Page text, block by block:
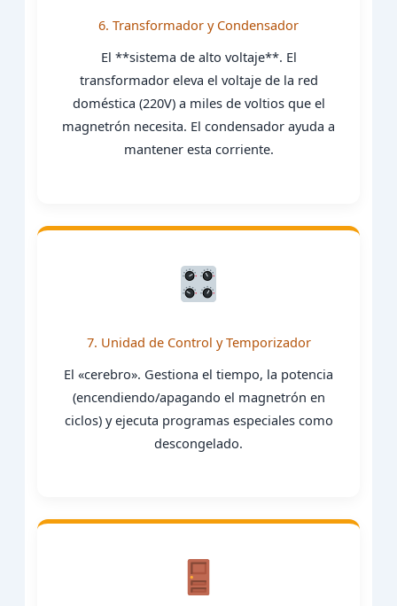
6. Transformador y Condensador
El **sistema de alto voltaje**. El
transformador eleva el voltaje de la red
doméstica (220V) a miles de voltios que el
magnetrón necesita. El condensador ayuda a
mantener esta corriente.
7. Unidad de Control y Temporizador
El «cerebro». Gestiona el tiempo, la potencia
(encendiendo/apagando el magnetrón en
ciclos) y ejecuta programas especiales como
descongelado.